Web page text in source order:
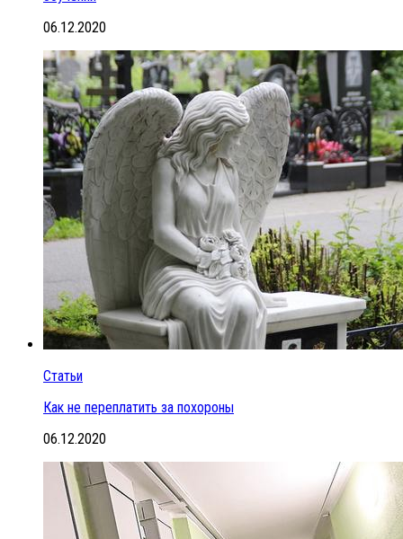
06.12.2020
Статьи
Как не переплатить за похороны
06.12.2020